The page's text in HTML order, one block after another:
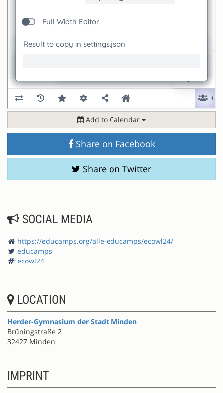
Add to Calendar
Share on Facebook
Share on Twitter
SOCIAL MEDIA
https://educamps.org/alle-educamps/ecowl24/
educamps
ecowl24
LOCATION
Herder-Gymnasium der Stadt Minden
Brüningstraße 2
32427 Minden
IMPRINT